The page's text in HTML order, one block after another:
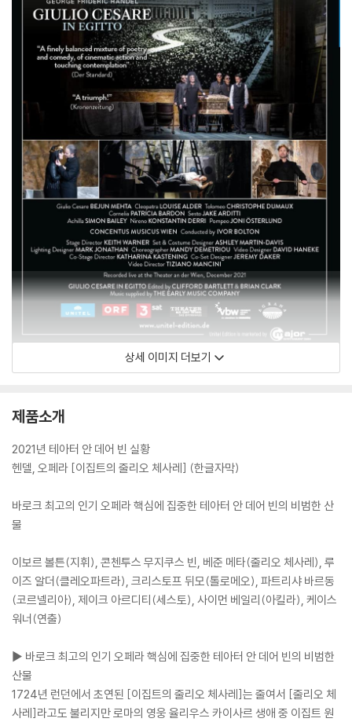
상세 이미지 더보기
제품소개
2021년 테아터 안 데어 빈 실황
헨델, 오페라 [이집트의 줄리오 체사레] (한글자막)
바로크 최고의 인기 오페라 핵심에 집중한 테아터 안 데어 빈의 비범한 산
물
이보르 볼튼(지휘), 콘첸투스 무지쿠스 빈, 베준 메타(줄리오 체사레), 루
이즈 알더(클레오파트라), 크리스토프 뒤모(톨로메오), 파트리샤 바르동
(코르넬리아), 제이크 아르디티(세스토), 사이먼 베일리(아킬라), 케이스
워너(연출)
▶ 바로크 최고의 인기 오페라 핵심에 집중한 테아터 안 데어 빈의 비범한
산물
1724년 런던에서 초연된 [이집트의 줄리오 체사레]는 줄여서 [줄리오 체
사레]라고도 불리지만 로마의 영웅 율리우스 카이사르 생애 중 이집트 원